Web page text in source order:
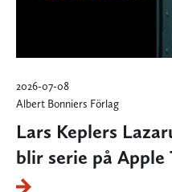
2026-07-08
Albert Bonniers Förlag
Lars Keplers
blir serie på Apple